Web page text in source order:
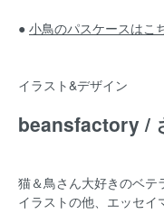
● 小鳥のパスケースはこ
イラスト&デザイン
beansfactory /
猫＆鳥さん大好きのベテ
イラストの他、エッセイ